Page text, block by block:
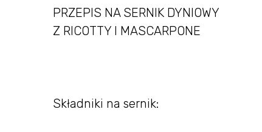
PRZEPIS NA SERNIK DYNIOWY
Z RICOTTY I MASCARPONE
Składniki na sernik: